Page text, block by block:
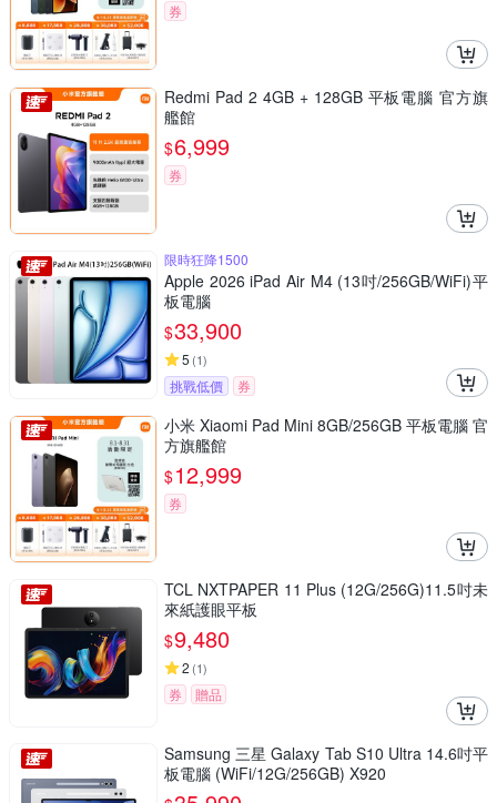
券
Redmi Pad 2 4GB + 128GB 平板電腦 官方旗
艦館
$6,999
券
限時狂降1500
Apple 2026 iPad Air M4 (13吋/256GB/WiFi)平
板電腦
$33,900
5 (1)
挑戰低價 券
小米 Xiaomi Pad Mini 8GB/256GB 平板電腦 官
方旗艦館
$12,999
券
TCL NXTPAPER 11 Plus (12G/256G)11.5吋未
來紙護眼平板
$9,480
2 (1)
券 贈品
Samsung 三星 Galaxy Tab S10 Ultra 14.6吋平
板電腦 (WiFi/12G/256GB) X920